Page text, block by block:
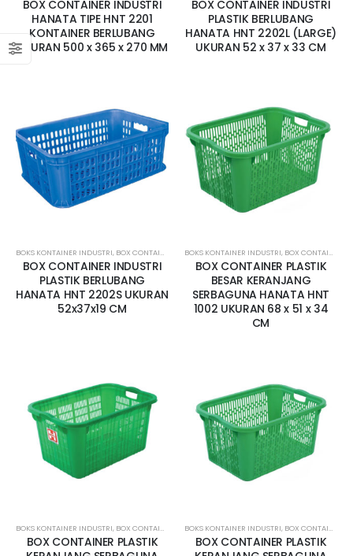
BOX CONTAINER INDUSTRI
HANATA TIPE HNT 2201
KONTAINER BERLUBANG
UKURAN 500 x 365 x 270 MM
BOX CONTAINER INDUSTRI
PLASTIK BERLUBANG
HANATA HNT 2202L (LARGE)
UKURAN 52 x 37 x 33 CM
BOKS KONTAINER INDUSTRI, BOX CONTAINER KECIL ,BOX CONTAINER LUBANG,CONTAINER BOX
BOX CONTAINER INDUSTRI
PLASTIK BERLUBANG
HANATA HNT 2202S UKURAN
52x37x19 CM
BOKS KONTAINER INDUSTRI, BOX CONTAINER BESAR
BOX CONTAINER PLASTIK
BESAR KERANJANG
SERBAGUNA HANATA HNT
1002 UKURAN 68 x 51 x 34
CM
BOKS KONTAINER INDUSTRI, BOX CONTAINER LUBANG ,HANATA,HANATA CONTAINER BOX
BOX CONTAINER PLASTIK
BOKS KONTAINER INDUSTRI, BOX CONTAINER LUBANG
BOX CONTAINER PLASTIK